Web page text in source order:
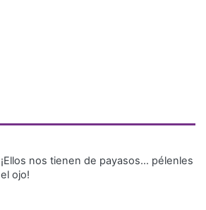
¡Ellos nos tienen de payasos… pélenles
el ojo!